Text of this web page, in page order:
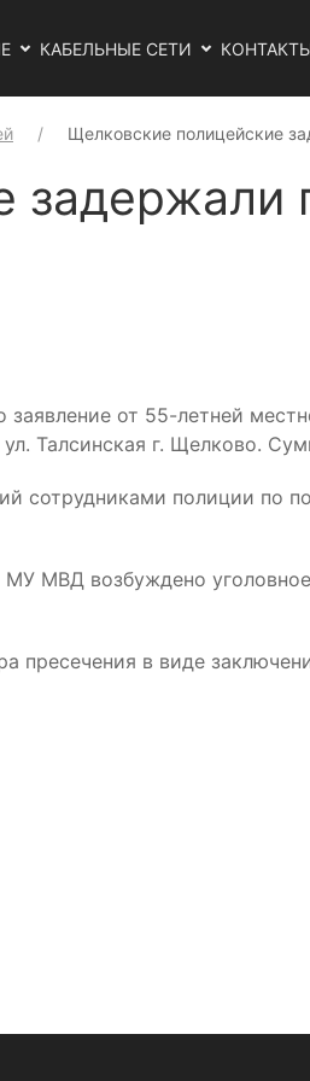
КАБЕЛЬНЫЕ СЕТИ
Щелковские полицейские
задержали
от 55-летней
Талсинская г. Щелково.
сотрудниками полиции по
МВД возбуждено
пресечения в виде